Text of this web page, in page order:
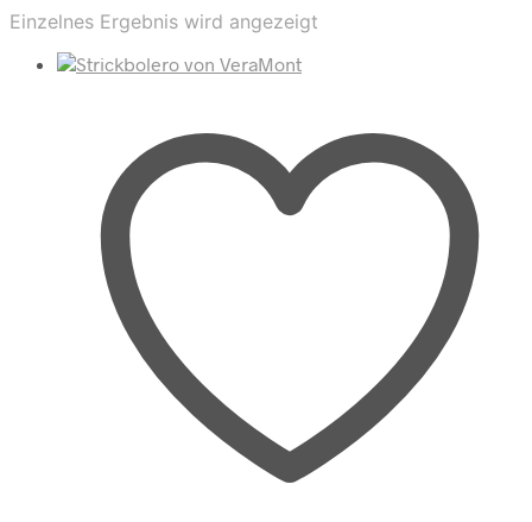
Einzelnes Ergebnis wird angezeigt